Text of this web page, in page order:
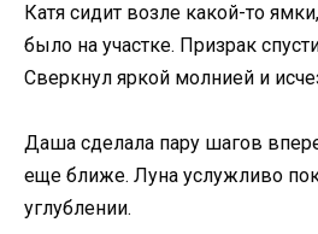
Катя сидит возле какой-то
было на участке. Призрак
Сверкнул яркой молнией и
Даша сделала пару шагов
еще ближе. Луна услужливо
углублении.